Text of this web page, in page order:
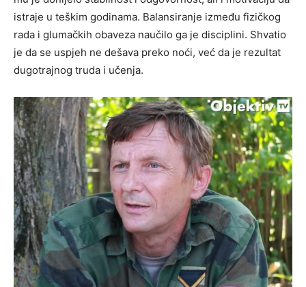
istraje u teškim godinama. Balansiranje između fizičkog
rada i glumačkih obaveza naučilo ga je disciplini. Shvatio
je da se uspjeh ne dešava preko noći, već da je rezultat
dugotrajnog truda i učenja.